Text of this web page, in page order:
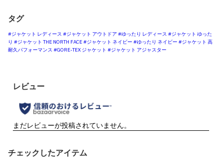
タグ
#ジャケット レディース #ジャケット アウトドア #ゆったり レディース #ジャケット ゆった
り #ジャケット THE NORTH FACE#ジャケット ネイビー #ゆったり ネイビー #ジャケット 高
耐久パフォーマンス #GORE-TEX ジャケット #ジャケット アジャスター
チェックしたアイテム